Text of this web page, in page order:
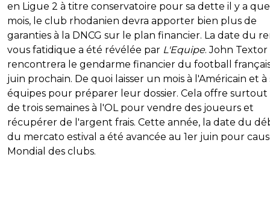
en Ligue 2 à titre conservatoire pour sa dette il y a
mois, le club rhodanien devra apporter bien plus de
garanties à la DNCG sur le plan financier. La date du
vous fatidique a été révélée par L'Equipe. John Textor
rencontrera le gendarme financier du football
juin prochain. De quoi laisser un mois à l'Américain et à
équipes pour préparer leur dossier. Cela offre surtout
de trois semaines à l'OL pour vendre des joueurs et
récupérer de l'argent frais. Cette année, la date du
du mercato estival a été avancée au 1er juin pour
Mondial des clubs.